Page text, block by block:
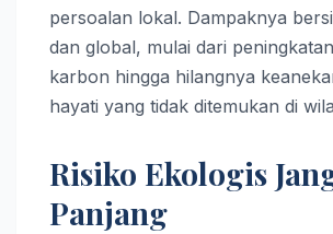
persoalan lokal. Dampaknya
dan global, mulai dari
karbon hingga hilangnya
hayati yang tidak ditemukan di
Risiko Ekologis
Panjang